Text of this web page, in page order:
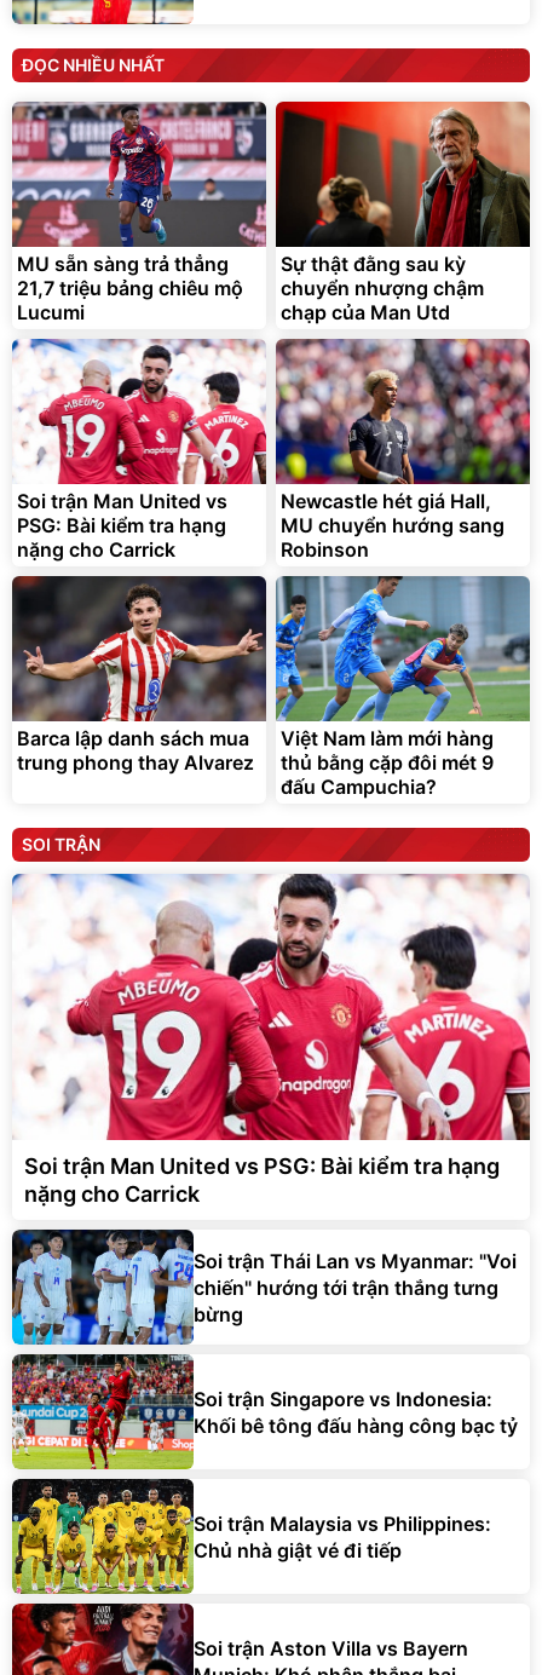
ĐỌC NHIỀU NHẤT
MU sẵn sàng trả thẳng
21,7 triệu bảng chiêu mộ
Lucumi
Sự thật đằng sau kỳ
chuyển nhượng chậm
chạp của Man Utd
Soi trận Man United vs
PSG: Bài kiểm tra hạng
nặng cho Carrick
Newcastle hét giá Hall,
MU chuyển hướng sang
Robinson
Barca lập danh sách mua
trung phong thay Alvarez
Việt Nam làm mới hàng
thủ bằng cặp đôi mét 9
đấu Campuchia?
SOI TRẬN
Soi trận Man United vs PSG: Bài kiểm tra hạng
nặng cho Carrick
Soi trận Thái Lan vs Myanmar: "Voi
chiến" hướng tới trận thắng tưng
bừng
Soi trận Singapore vs Indonesia:
Khối bê tông đấu hàng công bạc tỷ
Soi trận Malaysia vs Philippines:
Chủ nhà giật vé đi tiếp
Soi trận Aston Villa vs Bayern